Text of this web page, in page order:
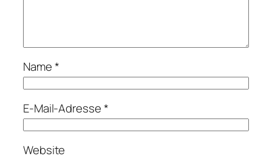
Name*
E-Mail-Adresse*
Website